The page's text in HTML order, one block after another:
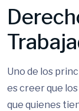
Uno de los
es creer que
que quienes